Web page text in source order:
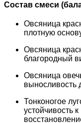
Состав смеси
Овсяница
плотную
Овсяница
благородный
Овсяница
выносливость
Тонконогое
устойчивость